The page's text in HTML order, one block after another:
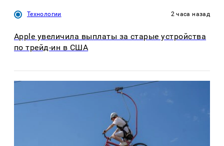
Технологии 2 часа назад
Apple увеличила выплаты за старые устройства
по трейд-ин в США